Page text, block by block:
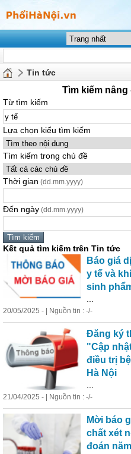
Tin tức
Tìm kiếm
Từ tìm kiếm
Lựa chọn kiểu tìm kiếm
Tìm kiếm trong chủ đề
Thời gian (dd.mm.yyyy)
Đến ngày (dd.mm.yyyy)
Kết quả tìm kiếm trên Tin tức
Báo giá
y tế và
sinh
20/05/2025 - | Nguồn tin : -/-
Đăng ký
"Cập
điều trị
Hà Nội
21/04/2025 - | Nguồn tin : -/-
Mời báo
chất xét
đoán